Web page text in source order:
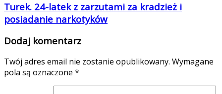
Turek. 24-latek z zarzutami za kradzież i
posiadanie narkotyków
Dodaj komentarz
Twój adres email nie zostanie opublikowany. Wymagane
pola są oznaczone *